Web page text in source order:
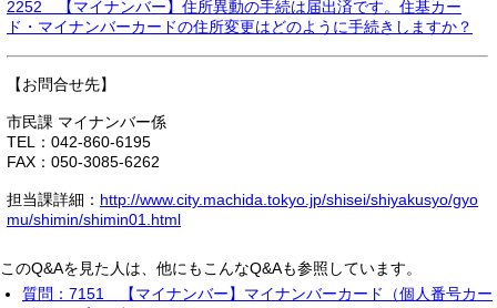
2252 【マイナンバー】住所異動の手続は届出済です。住基カー
ド・マイナンバーカードの住所変更はどのように手続きしますか？
【お問合せ先】
市民課 マイナンバー係
TEL：042-860-6195
FAX：050-3085-6262
担当課詳細： http://www.city.machida.tokyo.jp/shisei/shiyakusyo/gyo
mu/shimin/shimin01.html
このQ&Aを見た人は、他にもこんなQ&Aも参照しています。
質問：7151 【マイナンバー】マイナンバーカード（個人番号カー